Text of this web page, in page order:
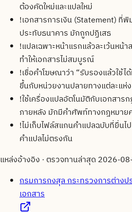
ต้องคัดใหม่และแปลใหม่
!เอกสารการเงิน (Statement) ที่
ประทับธนาคาร มักถูกปฏิเสธ
!แปลเฉพาะหน้าแรกแล้วละเว้นหน้
ทำให้เอกสารไม่สมบูรณ์
!เชื่อคำโฆษณาว่า “รับรองแล้วใช้
ขึ้นกับหน่วยงานปลายทางแต่ละแห่
!ใช้เครื่องแปลอัตโนมัติกับเอกสาร
ภายหลัง มักมีคำศัพท์ทางกฎหมาย
!ไม่เก็บไฟล์สแกนคำแปลฉบับที่ยื่นไ
คำแปลไม่ตรงกัน
แหล่งอ้างอิง · ตรวจทานล่าสุด 2026-
กรมการกงสุล กระทรวงการต่าง
เอกสาร